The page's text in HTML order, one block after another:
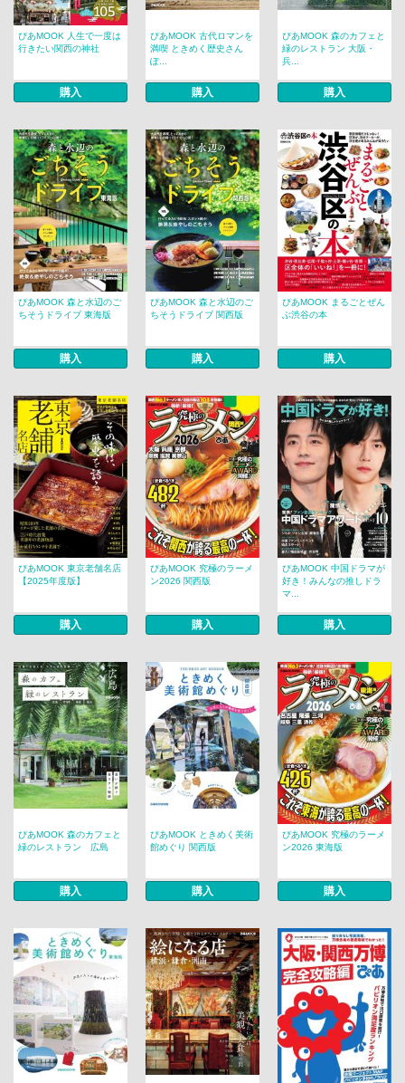
ぴあMOOK 人生で一度は
行きたい関西の神社
購入
ぴあMOOK 古代ロマンを
満喫 ときめく歴史さん
ぽ...
購入
ぴあMOOK 森のカフェと
緑のレストラン 大阪・
兵...
購入
ぴあMOOK 森と水辺のご
ちそうドライブ 東海版
購入
ぴあMOOK 森と水辺のご
ちそうドライブ 関西版
購入
ぴあMOOK まるごとぜん
ぶ渋谷の本
購入
ぴあMOOK 東京老舗名店
【2025年度版】
購入
ぴあMOOK 究極のラーメ
ン2026 関西版
購入
ぴあMOOK 中国ドラマが
好き！みんなの推しドラ
マ...
購入
ぴあMOOK 森のカフェと
緑のレストラン 広島
購入
ぴあMOOK ときめく美術
館めぐり 関西版
購入
ぴあMOOK 究極のラーメ
ン2026 東海版
購入